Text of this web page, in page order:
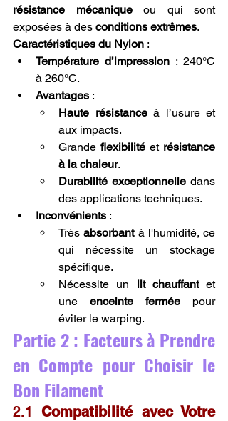
résistance mécanique ou qui sont
exposées à des conditions extrêmes.
Caractéristiques du Nylon :
Température d’impression : 240°C
à 260°C.
Avantages :
Haute résistance à l’usure et
aux impacts.
Grande flexibilité et résistance
à la chaleur.
Durabilité exceptionnelle dans
des applications techniques.
Inconvénients :
Très absorbant à l'humidité, ce
qui nécessite un stockage
spécifique.
Nécessite un lit chauffant et
une enceinte fermée pour
éviter le warping.
Partie 2 : Facteurs à Prendre
en Compte pour Choisir le
Bon Filament
2.1 Compatibilité avec Votre